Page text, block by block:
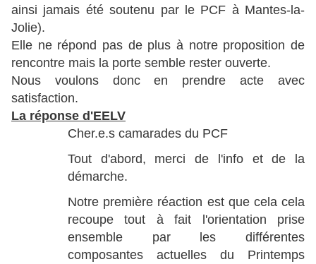
ainsi jamais été soutenu par le PCF à Mantes-la-
Jolie).
Elle ne répond pas de plus à notre proposition de
rencontre mais la porte semble rester ouverte.
Nous voulons donc en prendre acte avec
satisfaction.
La réponse d'EELV
Cher.e.s camarades du PCF
Tout d'abord, merci de l'info et de la
démarche.
Notre première réaction est que cela cela
recoupe tout à fait l'orientation prise
ensemble par les différentes
composantes actuelles du Printemps